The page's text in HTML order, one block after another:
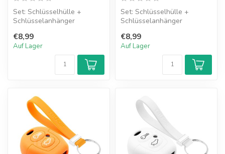
Set: Schlüsselhülle +
Schlüsselanhänger
€8,99
Auf Lager
Set: Schlüsselhülle +
Schlüsselanhänger
€8,99
Auf Lager